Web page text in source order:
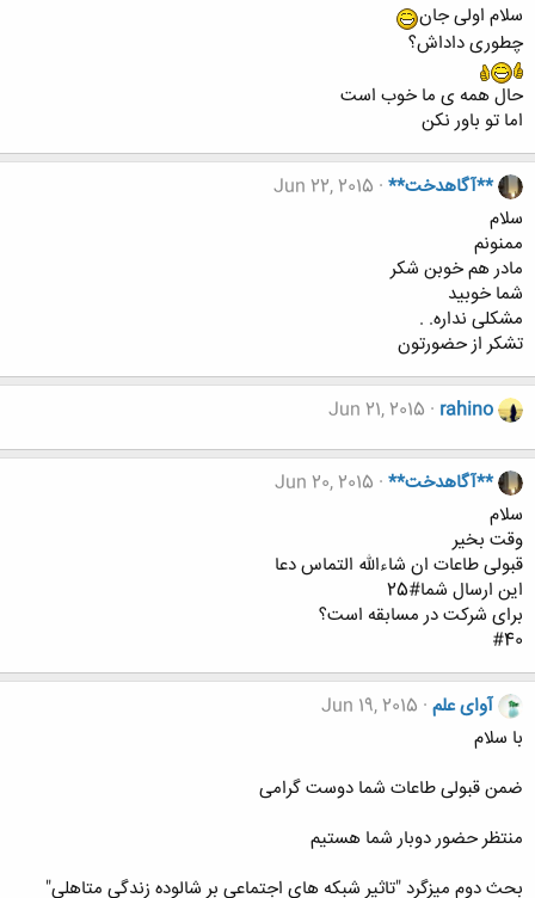
سلام اولی جان
چطوری داداش؟
حال همه ی ما خوب است
اما تو باور نکن
**آگاهدخت** Jun 22, 2015
سلام
ممنونم
مادر هم خوبن شکر
شما خوبید
مشکلی نداره. .
تشکر از حضورتون
rahino
Jun 21, 2015
**آگاهدخت** Jun 20, 2015
سلام
وقت بخیر
قبولی طاعات ان شاءالله التماس دعا
این ارسال شما#25
برای شرکت در مسابقه است؟
#40
آوای علم Jun 19, 2015
با سلام
ضمن قبولی طاعات شما دوست گرامی
منتظر حضور دوبار شما هستیم
بحث دوم میزگرد "تاثير شبكه هاي اجتماعي بر شالوده زندگي متاهلي"